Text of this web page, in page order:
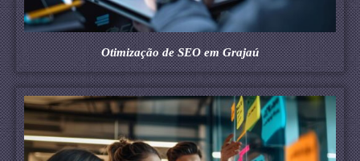
Otimização de SEO em Grajaú